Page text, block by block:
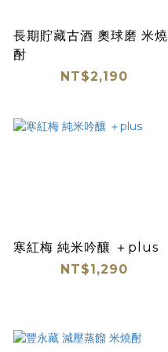
長期貯藏古酒 奧球磨 米燒
酎
NT$2,190
寒紅梅 純米吟釀 ＋plus
NT$1,290